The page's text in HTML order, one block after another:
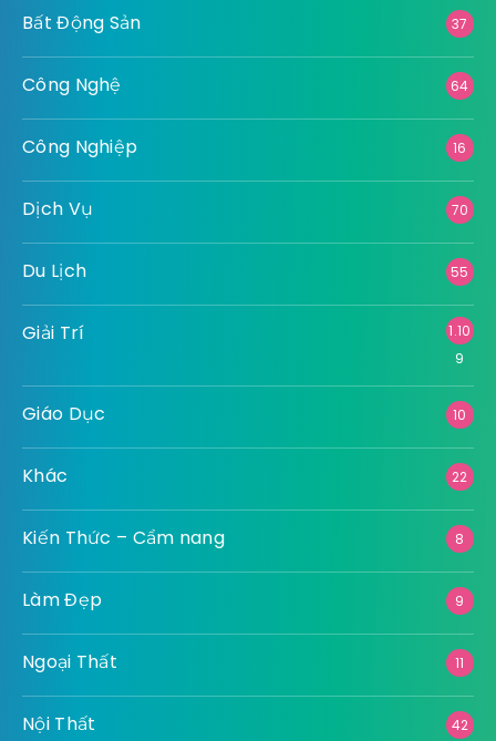
Bất Động Sản 37
Công Nghệ 64
Công Nghiệp 16
Dịch Vụ 70
Du Lịch 55
Giải Trí
1.10
9
Giáo Dục 10
Khác 22
Kiến Thức – Cẩm nang 8
Làm Đẹp 9
Ngoại Thất 11
Nội Thất 42